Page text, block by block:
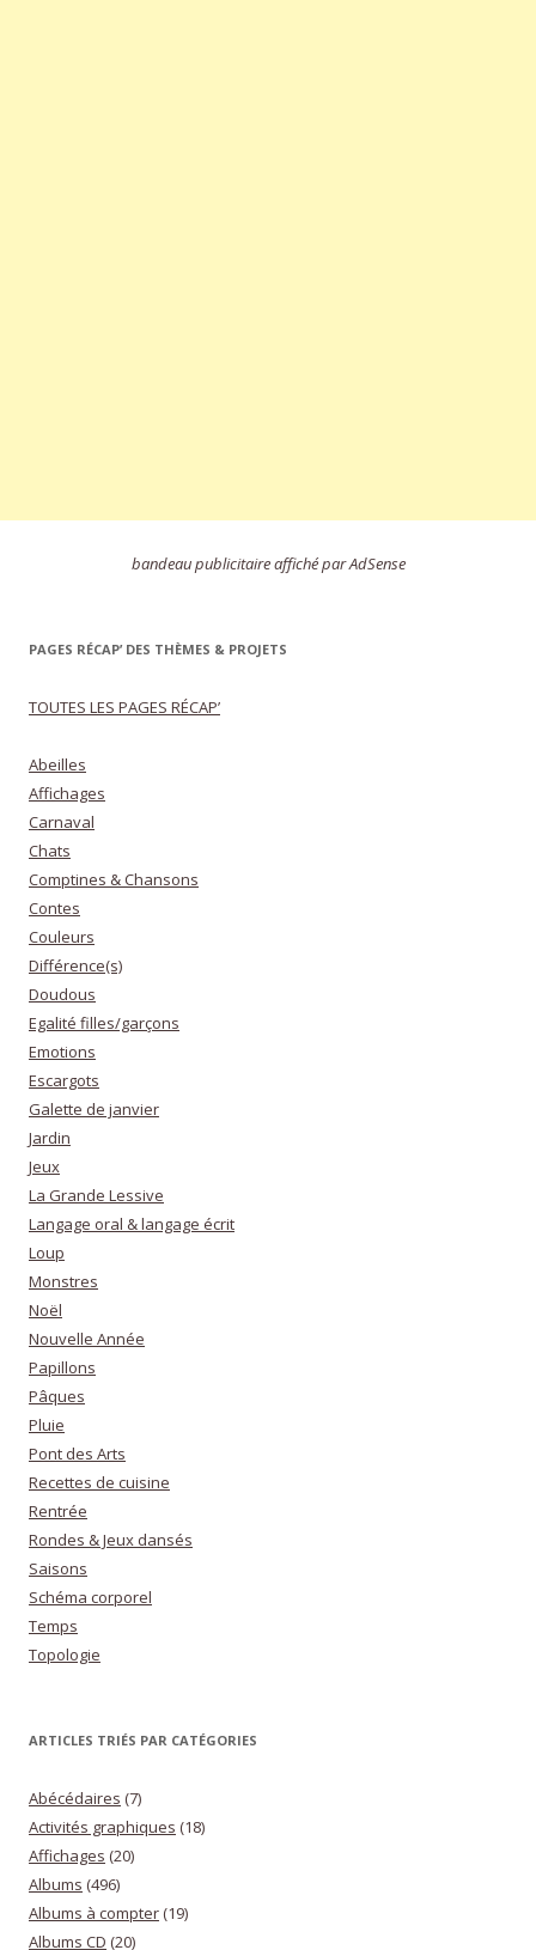
bandeau publicitaire affiché par AdSense
PAGES RÉCAP’ DES THÈMES & PROJETS
TOUTES LES PAGES RÉCAP’
Abeilles
Affichages
Carnaval
Chats
Comptines & Chansons
Contes
Couleurs
Différence(s)
Doudous
Egalité filles/garçons
Emotions
Escargots
Galette de janvier
Jardin
Jeux
La Grande Lessive
Langage oral & langage écrit
Loup
Monstres
Noël
Nouvelle Année
Papillons
Pâques
Pluie
Pont des Arts
Recettes de cuisine
Rentrée
Rondes & Jeux dansés
Saisons
Schéma corporel
Temps
Topologie
ARTICLES TRIÉS PAR CATÉGORIES
Abécédaires (7)
Activités graphiques (18)
Affichages (20)
Albums (496)
Albums à compter (19)
Albums CD (20)